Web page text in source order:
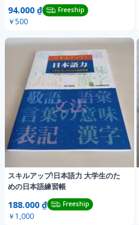
94.000 ₫ Freeship
￥500
スキルアップ!日本語力 大学生のた
めの日本語練習帳
188.000 ₫ Freeship
￥1,000